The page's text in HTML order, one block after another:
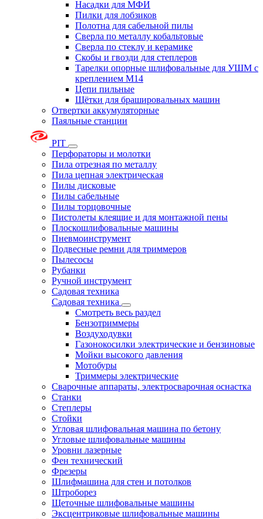
Насадки для МФИ
Пилки для лобзиков
Полотна для сабельной пилы
Сверла по металлу кобальтовые
Сверла по стеклу и керамике
Скобы и гвозди для степлеров
Тарелки опорные шлифовальные для УШМ с
креплением М14
Цепи пильные
Щётки для брашировальных машин
Отвертки аккумуляторные
Паяльные станции
PIT
Перфораторы и молотки
Пила отрезная по металлу
Пила цепная электрическая
Пилы дисковые
Пилы сабельные
Пилы торцовочные
Пистолеты клеящие и для монтажной пены
Плоскошлифовальные машины
Пневмоинструмент
Подвесные ремни для триммеров
Пылесосы
Рубанки
Ручной инструмент
Садовая техника
Садовая техника
Смотреть весь раздел
Бензотриммеры
Воздуходувки
Газонокосилки электрические и бензиновые
Мойки высокого давления
Мотобуры
Триммеры электрические
Сварочные аппараты, электросварочная оснастка
Станки
Степлеры
Стойки
Угловая шлифовальная машина по бетону
Угловые шлифовальные машины
Уровни лазерные
Фен технический
Фрезеры
Шлифмашина для стен и потолков
Штроборез
Щеточные шлифовальные машины
Эксцентриковые шлифовальные машины